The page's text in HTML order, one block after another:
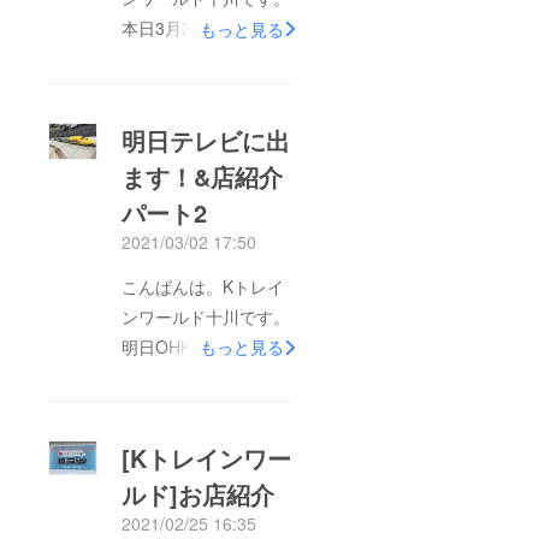
本日3月3日、四国新聞
取り上げていただきま
した！また夕方OHKさ
まにも荻田選手のイン
タビューを放送してい
んの方に注目して、楽
しんで、さらに未来の
アスリートのためにも
くお願いします！
もっと見る
明日テレビに出
ます！&店紹介
パート2
2021/03/02 17:50
こんばんは。Kトレイ
ンワールド十川です。
明日OHKさんの午後6
れます！その中で今回
のイベントも取り上げ
ていただける予定で
もっと見る
[Kトレインワー
ルド]お店紹介
2021/02/25 16:35